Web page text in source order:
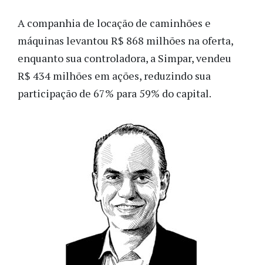
A companhia de locação de caminhões e
máquinas levantou R$ 868 milhões na oferta,
enquanto sua controladora, a Simpar, vendeu
R$ 434 milhões em ações, reduzindo sua
participação de 67% para 59% do capital.